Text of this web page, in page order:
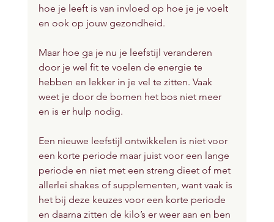
hoe je leeft is van invloed op hoe je je voelt
en ook op jouw gezondheid.
Maar hoe ga je nu je leefstijl veranderen
door je wel fit te voelen de energie te
hebben en lekker in je vel te zitten. Vaak
weet je door de bomen het bos niet meer
en is er hulp nodig.
Een nieuwe leefstijl ontwikkelen is niet voor
een korte periode maar juist voor een lange
periode en niet met een streng dieet of met
allerlei shakes of supplementen, want vaak is
het bij deze keuzes voor een korte periode
en daarna zitten de kilo’s er weer aan en ben